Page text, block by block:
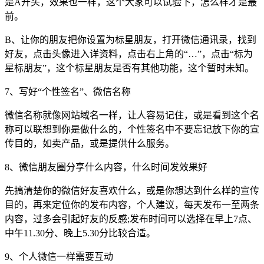
前。
B、让你的朋友把你设置为标星朋友，打开微信通讯录，找到
好友，点击头像进入详资料，点击右上角的“…”，点击“标为
星标朋友”，这个标星朋友是否有其他功能，这个暂时未知。
7、写好“个性签名”、微信名称
微信名称就像网站域名一样，让人容易记住，或是看到这个名
称可以联想到你是做什么的，个性签名中不要忘记放下你的宣
传目的，如卖产品，或是提供什么服务。
8、微信朋友圈分享什么内容，什么时间发效果好
先搞清楚你的微信好友喜欢什么，或是你想达到什么样的宣传
目的，再来定位你的发布内容，个人建议，每天发布一至两条
内容，过多会引起好友的反感;发布时间可以选择在早上7点、
中午11.30分、晚上5.30分比较合适。
9、个人微信一样需要互动